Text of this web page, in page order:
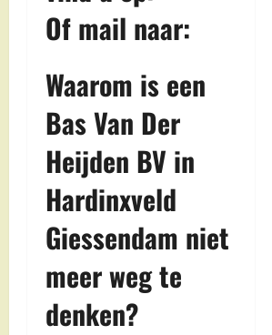
Of mail naar:
Waarom is een
Bas Van Der
Heijden BV in
Hardinxveld
Giessendam niet
meer weg te
denken?